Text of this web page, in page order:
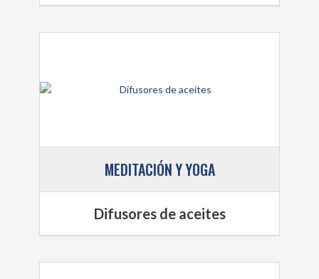
MEDITACIÓN Y YOGA
Difusores de aceites